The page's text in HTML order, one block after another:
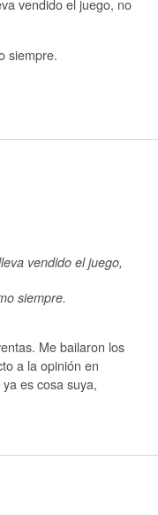
vendido el juego, no
siempre.
vendido el juego,
siempre.
Me bailaron los
a la opinión en
es cosa suya,